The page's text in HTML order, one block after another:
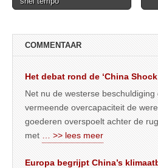
navigation
COMMENTAAR
Het debat rond de ‘China
Net nu de westerse
vermeende overcapaciteit de
goederen overspoelt achter de
met
… >> lees meer
Europa begrijpt China’s